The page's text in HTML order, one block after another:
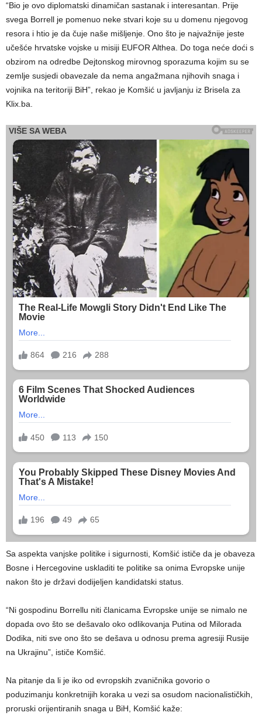
“Bio je ovo diplomatski dinamičan sastanak i interesantan. Prije
svega Borrell je pomenuo neke stvari koje su u domenu njegovog
resora i htio je da čuje naše mišljenje. Ono što je najvažnije jeste
učešće hrvatske vojske u misiji EUFOR Althea. Do toga neće doći s
obzirom na odredbe Dejtonskog mirovnog sporazuma kojim su se
zemlje susjedi obavezale da nema angažmana njihovih snaga i
vojnika na teritoriji BiH”, rekao je Komšić u javljanju iz Brisela za
Klix.ba.
Sa aspekta vanjske politike i sigurnosti, Komšić ističe da je obaveza
Bosne i Hercegovine uskladiti te politike sa onima Evropske unije
nakon što je državi dodijeljen kandidatski status.
“Ni gospodinu Borrellu niti članicama Evropske unije se nimalo ne
dopada ovo što se dešavalo oko odlikovanja Putina od Milorada
Dodika, niti sve ono što se dešava u odnosu prema agresiji Rusije
na Ukrajinu”, ističe Komšić.
Na pitanje da li je iko od evropskih zvaničnika govorio o
poduzimanju konkretnijih koraka u vezi sa osudom nacionalističkih,
proruski orijentiranih snaga u BiH, Komšić kaže: